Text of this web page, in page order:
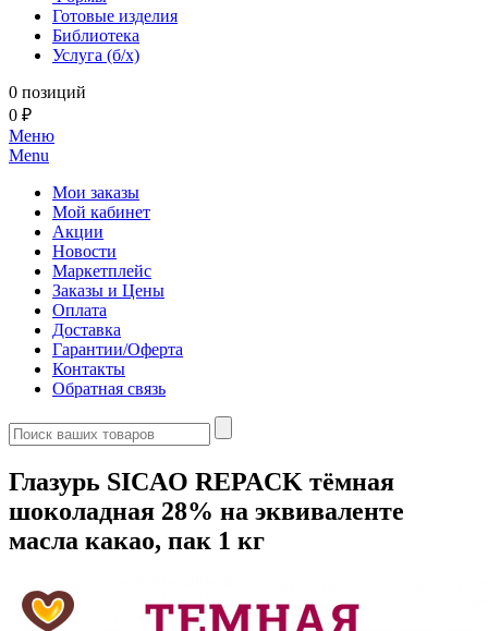
Готовые изделия
Библиотека
Услуга (б/х)
0 позиций
0 ₽
Меню
Menu
Мои заказы
Мой кабинет
Акции
Новости
Маркетплейс
Заказы и Цены
Оплата
Доставка
Гарантии/Оферта
Контакты
Обратная связь
Глазурь SICAO REPACK тёмная
шоколадная 28% на эквиваленте
масла какао, пак 1 кг